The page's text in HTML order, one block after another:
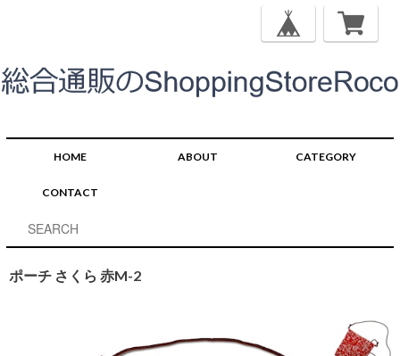
HOME ABOUT CATEGORY
CONTACT
ポーチ さくら 赤M-2